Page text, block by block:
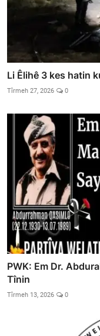
Li Êlihê 3 kes hatin
Tîrmeh 27, 2026 0
PWK: Em Dr.
Tînin
Tîrmeh 13, 2026 0